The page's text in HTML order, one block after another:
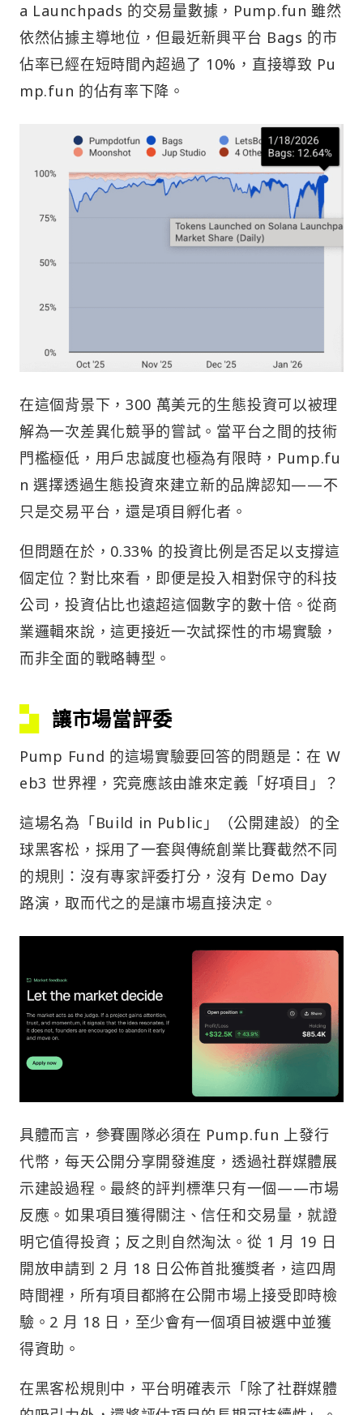
a Launchpads 的交易量數據，Pump.fun 雖然
依然佔據主導地位，但最近新興平台 Bags 的市
佔率已經在短時間內超過了 10%，直接導致 Pu
mp.fun 的佔有率下降。
在這個背景下，300 萬美元的生態投資可以被理
解為一次差異化競爭的嘗試。當平台之間的技術
門檻極低，用戶忠誠度也極為有限時，Pump.fu
n 選擇透過生態投資來建立新的品牌認知——不
只是交易平台，還是項目孵化者。
但問題在於，0.33% 的投資比例是否足以支撐這
個定位？對比來看，即便是投入相對保守的科技
公司，投資佔比也遠超這個數字的數十倍。從商
業邏輯來說，這更接近一次試探性的市場實驗，
而非全面的戰略轉型。
讓市場當評委
Pump Fund 的這場實驗要回答的問題是：在 W
eb3 世界裡，究竟應該由誰來定義「好項目」？
這場名為「Build in Public」（公開建設）的全
球黑客松，採用了一套與傳統創業比賽截然不同
的規則：沒有專家評委打分，沒有 Demo Day
路演，取而代之的是讓市場直接決定。
具體而言，參賽團隊必須在 Pump.fun 上發行
代幣，每天公開分享開發進度，透過社群媒體展
示建設過程。最終的評判標準只有一個——市場
反應。如果項目獲得關注、信任和交易量，就證
明它值得投資；反之則自然淘汰。從 1 月 19 日
開放申請到 2 月 18 日公佈首批獲獎者，這四周
時間裡，所有項目都將在公開市場上接受即時檢
驗。2 月 18 日，至少會有一個項目被選中並獲
得資助。
在黑客松規則中，平台明確表示「除了社群媒體